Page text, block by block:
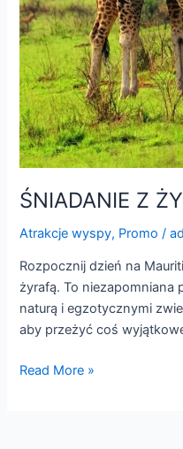
ŚNIADANIE Z
Atrakcje wyspy, Promo /
Rozpocznij dzień na
żyrafą. To niezapomniana
naturą i egzotycznymi
aby przeżyć coś
Read More »